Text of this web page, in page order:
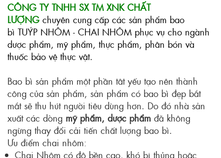
CÔNG TY TNHH SX TM XNK CHẤT
LƯỢNG chuyên cung cấp các sản phẩm bao
bì TUÝP NHÔM - CHAI NHÔM phục vụ cho ngành
dược phẩm, mỹ phẩm, thực phẩm, phân bón và
thuốc bảo vệ thực vật.
Bao bì sản phẩm một phần tât yếu tạo nên thành
công của sản phẩm, sản phẩm có bao bì đẹp bắt
mắt sẽ thu hút người tiêu dùng hơn. Do đó nhà sản
xuất các dòng mỹ phẩm, dược phẩm đã không
ngừng thay đổi cải tiến chất lượng bao bì.
Ưu điểm chai nhôm:
Chai Nhôm có độ bền cao, khó bị thủng hoặc